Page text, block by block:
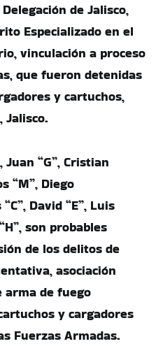
de Jalisco,
Especializado en el
vinculación a proceso
que fueron detenidas
y cartuchos,
Jalisco.
Juan “G”, Cristian
“M”, Diego
David “E”, Luis
son probables
de los delitos de
asociación
arma de fuego
y cargadores
Fuerzas Armadas.